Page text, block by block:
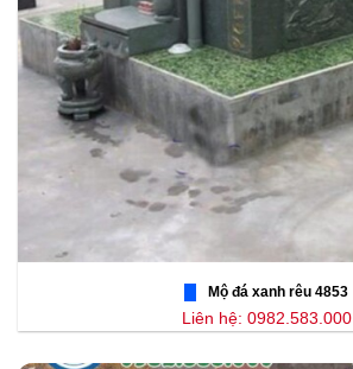
Mộ đá xanh rêu 4853
Liên hệ: 0982.583.000